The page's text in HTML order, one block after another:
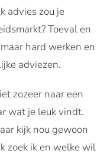
advies zou je
Toeval en
hard werken en
adviezen.
zozeer naar een
wat je leuk vindt.
kijk nou gewoon
zoek ik en welke wil